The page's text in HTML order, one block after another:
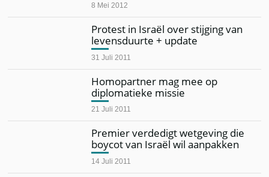
8 Mei 2012
Protest in Israël over stijging van
levensduurte + update
31 Juli 2011
Homopartner mag mee op
diplomatieke missie
21 Juli 2011
Premier verdedigt wetgeving die
boycot van Israël wil aanpakken
14 Juli 2011